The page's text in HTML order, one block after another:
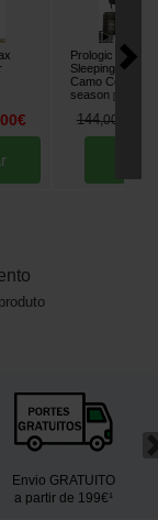
00€
Prologic
Sleeping Bag +
Camo Cover 5
season [
144,00
Envio GRATUITO
a partir de 199€¹